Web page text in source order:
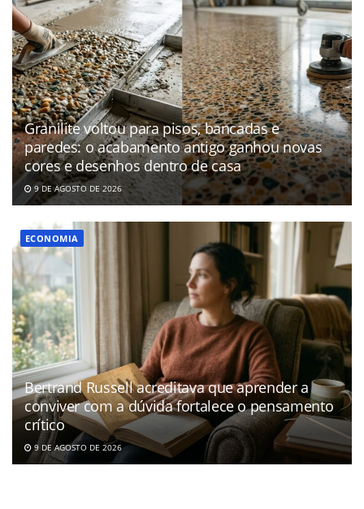
Granilite voltou para pisos, bancadas e
paredes: o acabamento antigo ganhou novas
cores e desenhos dentro de casa
9 DE AGOSTO DE 2026
ECONOMIA
Bertrand Russell acreditava que aprender a
conviver com a dúvida fortalece o pensamento
crítico
9 DE AGOSTO DE 2026